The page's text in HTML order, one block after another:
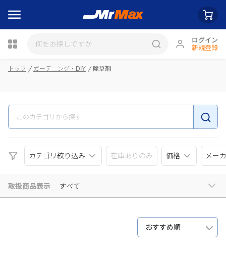
ログイン
新規登録
瓶詰
トップ ガーデニング・DIY 除草剤
カテゴリ絞り込み 在庫ありのみ 価格 メー
取扱商品表示 すべて
おすすめ順